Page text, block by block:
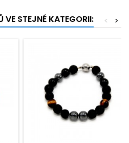
STEJNÉ KATEGORII: >
<